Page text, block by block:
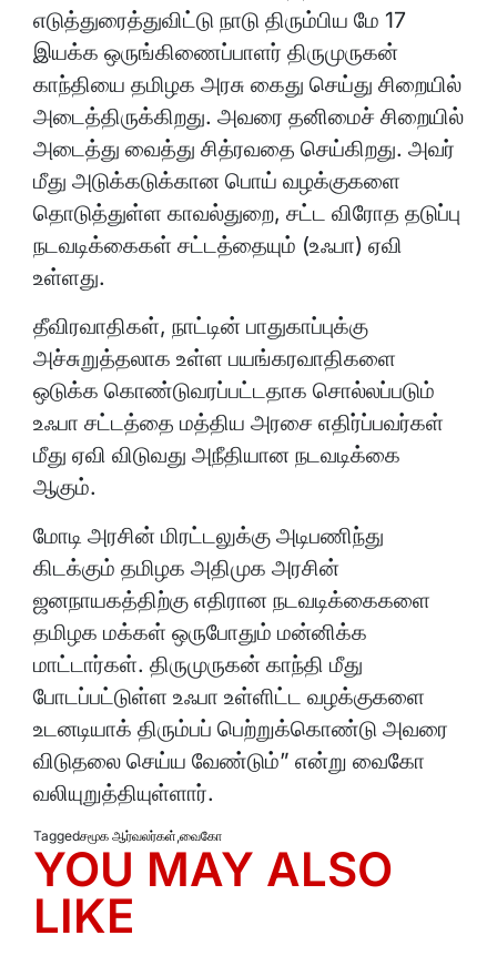
எடுத்துரைத்துவிட்டு நாடு திரும்பிய மே 17
இயக்க ஒருங்கிணைப்பாளர் திருமுருகன்
காந்தியை தமிழக அரசு கைது செய்து சிறையில்
அடைத்திருக்கிறது. அவரை தனிமைச் சிறையில்
அடைத்து வைத்து சித்ரவதை செய்கிறது. அவர்
மீது அடுக்கடுக்கான பொய் வழக்குகளை
தொடுத்துள்ள காவல்துறை, சட்ட விரோத தடுப்பு
நடவடிக்கைகள் சட்டத்தையும் (உஃபா) ஏவி
உள்ளது.
தீவிரவாதிகள், நாட்டின் பாதுகாப்புக்கு
அச்சுறுத்தலாக உள்ள பயங்கரவாதிகளை
ஒடுக்க கொண்டுவரப்பட்டதாக சொல்லப்படும்
உஃபா சட்டத்தை மத்திய அரசை எதிர்ப்பவர்கள்
மீது ஏவி விடுவது அநீதியான நடவடிக்கை
ஆகும்.
மோடி அரசின் மிரட்டலுக்கு அடிபணிந்து
கிடக்கும் தமிழக அதிமுக அரசின்
ஜனநாயகத்திற்கு எதிரான நடவடிக்கைகளை
தமிழக மக்கள் ஒருபோதும் மன்னிக்க
மாட்டார்கள். திருமுருகன் காந்தி மீது
போடப்பட்டுள்ள உஃபா உள்ளிட்ட வழக்குகளை
உடனடியாக் திரும்பப் பெற்றுக்கொண்டு அவரை
விடுதலை செய்ய வேண்டும்” என்று வைகோ
வலியுறுத்தியுள்ளார்.
Taggedசமூக ஆர்வலர்கள் வைகோ
YOU MAY ALSO
LIKE